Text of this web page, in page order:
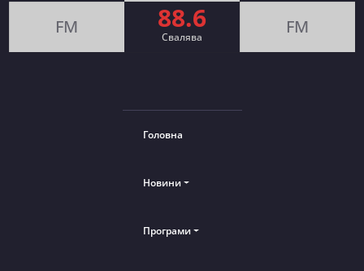
FM 88.6
Cвалява FM
Головна
Новини
Програми